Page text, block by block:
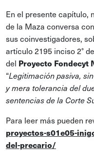
En el presente capítulo,
de la Maza conversa
sus coinvestigadores,
artículo 2195 inciso 2°
del Proyecto Fondecyt
“Legitimación pasiva,
y mera tolerancia del
sentencias de la Corte
Para leer más pueden
proyectos-s01e05-
del-precario/